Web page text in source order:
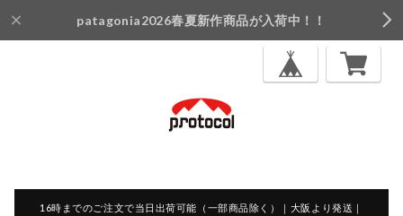
patagonia2026春夏新作商品が入荷中！！
16時までのご注文で当日出荷可能（一部商品除く）｜大阪より発送｜